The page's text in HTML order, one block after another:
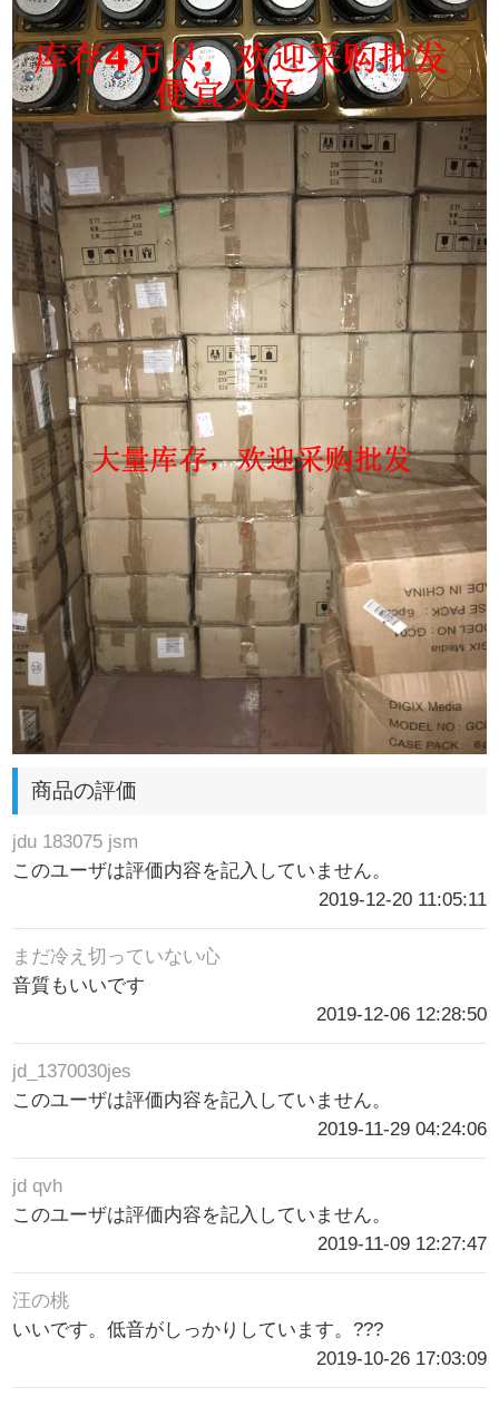
商品の評価
jdu 183075 jsm
このユーザは評価内容を記入していません。
2019-12-20 11:05:11
まだ冷え切っていない心
音質もいいです
2019-12-06 12:28:50
jd_1370030jes
このユーザは評価内容を記入していません。
2019-11-29 04:24:06
jd qvh
このユーザは評価内容を記入していません。
2019-11-09 12:27:47
汪の桃
いいです。低音がしっかりしています。???
2019-10-26 17:03:09